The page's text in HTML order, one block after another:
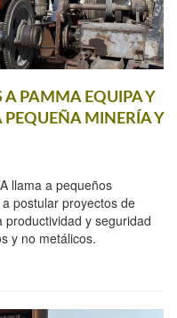
A PAMMA EQUIPA Y
PEQUEÑA MINERÍA Y
llama a pequeños
postular proyectos de
y seguridad
y no metálicos.